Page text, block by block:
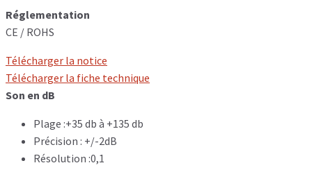
Réglementation
CE / ROHS
Télécharger la notice
Télécharger la fiche technique
Son en dB
Plage :+35 db à +135 db
Précision : +/-2dB
Résolution :0,1